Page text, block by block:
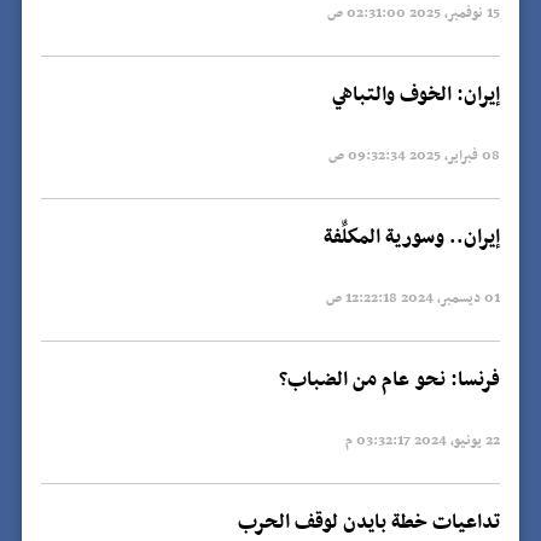
15 نوفمبر, 2025 02:31:00 ص
إيران: الخوف والتباهي
08 فبراير, 2025 09:32:34 ص
إيران.. وسورية المكلِّفة
01 ديسمبر, 2024 12:22:18 ص
فرنسا: نحو عام من الضباب؟
22 يونيو, 2024 03:32:17 م
تداعيات خطة بايدن لوقف الحرب